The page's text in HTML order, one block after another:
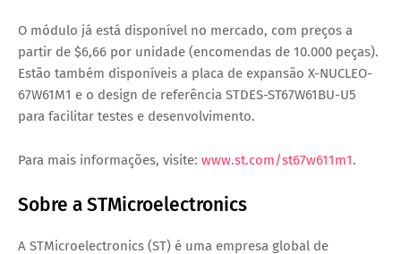
O módulo já está disponível no mercado, com preços a
partir de $6,66 por unidade (encomendas de 10.000 peças).
Estão também disponíveis a placa de expansão X-NUCLEO-
67W61M1 e o design de referência STDES-ST67W61BU-U5
para facilitar testes e desenvolvimento.
Para mais informações, visite: www.st.com/st67w611m1.
Sobre a STMicroelectronics
A STMicroelectronics (ST) é uma empresa global de